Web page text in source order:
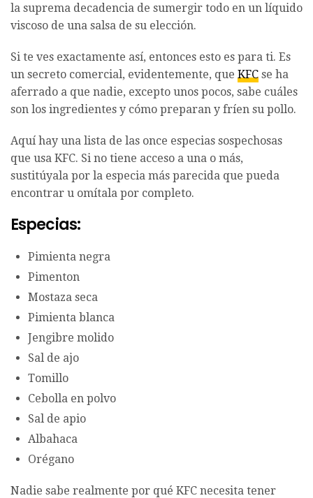
la suprema decadencia de sumergir todo en un líquido
viscoso de una salsa de su elección.
Si te ves exactamente así, entonces esto es para ti. Es
un secreto comercial, evidentemente, que KFC se ha
aferrado a que nadie, excepto unos pocos, sabe cuáles
son los ingredientes y cómo preparan y fríen su pollo.
Aquí hay una lista de las once especias sospechosas
que usa KFC. Si no tiene acceso a una o más,
sustitúyala por la especia más parecida que pueda
encontrar u omítala por completo.
Especias:
Pimienta negra
Pimenton
Mostaza seca
Pimienta blanca
Jengibre molido
Sal de ajo
Tomillo
Cebolla en polvo
Sal de apio
Albahaca
Orégano
Nadie sabe realmente por qué KFC necesita tener